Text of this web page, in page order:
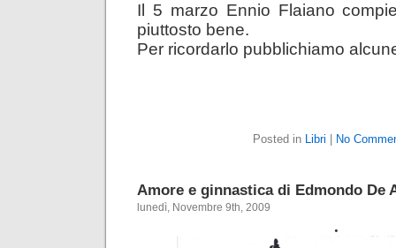
Il 5 marzo Ennio Flaiano
piuttosto bene.
Per ricordarlo pubblichiamo
Posted in Libri No
Amore e ginnastica di Edmondo De
lunedì, Novembre 9th, 2009
.